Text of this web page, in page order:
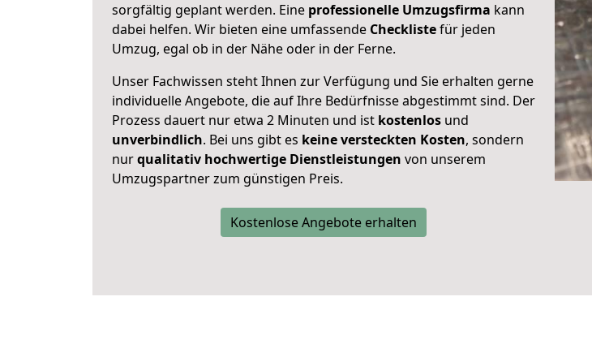
sorgfältig geplant werden. Eine professionelle Umzugsfirma kann
dabei helfen. Wir bieten eine umfassende Checklistefür jeden
Umzug, egal ob in der Nähe oder in der Ferne.
Unser Fachwissen steht Ihnen zur Verfügung und Sie erhalten gerne
individuelle Angebote, die auf Ihre Bedürfnisse abgestimmt sind. Der
Prozess dauert nur etwa 2 Minuten und ist kostenlos und
unverbindlich. Bei uns gibt es keine versteckten Kosten, sondern
nurqualitativ hochwertige Dienstleistungen von unserem
Umzugspartner zum günstigen Preis.
Kostenlose Angebote erhalten